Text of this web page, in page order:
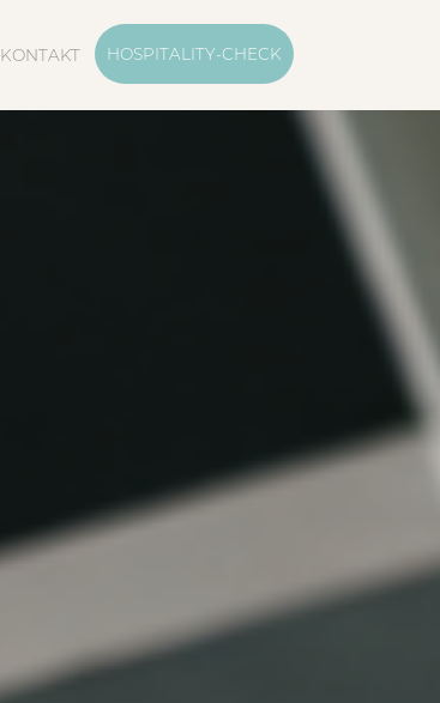
überspringen
KONTAKT HOSPITALITY-CHECK